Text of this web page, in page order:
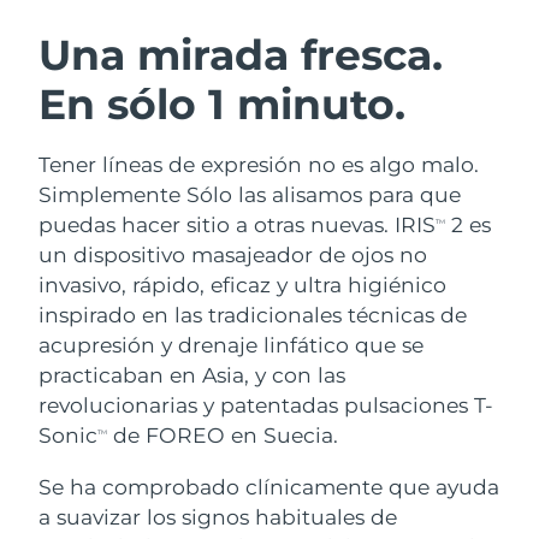
Una mirada fresca.
En sólo 1 minuto.
Tener líneas de expresión no es algo malo.
Simplemente Sólo las alisamos para que
puedas hacer sitio a otras nuevas. IRISTM
2 es
un dispositivo masajeador de ojos no
invasivo, rápido, eficaz y ultra higiénico
inspirado en las tradicionales técnicas de
acupresión y drenaje linfático que se
practicaban en Asia, y con las
revolucionarias y patentadas pulsaciones T-
SonicTM de FOREO en Suecia.
Se ha comprobado clínicamente que ayuda
a suavizar los signos habituales de
LUNA™ 4 pack
Anti-aging massage
LUNA™ 4 Plus
Massage, LED heating
LUNA™ 4 Men
BEAR™ 2 pack
Microcurrent toning
BEAR™ 2 go
Microcurrent toning on-the-go
BEAR™ 2 eyes & lips
Hidratación
UFO™ 3 pack
Deep facial hydration
UFO™ 3 LED
Near-infrared and red light therapy
device
Cuidado bucal
issa™ 4
Hybrid silicone sonic toothbrush
Smart hybrid silicone sonic toothbrush
TRATAMIENTO ANTIEDAD FAQ™
Antiedad Tratamientos LED
NEW
Austria Entrega prevista
Baréin Entrega prevista
Bélgica
Bermudas Entrega prevista8/16/26
Bosnia y Herzegovina Entrega prevista
Brunéi Entrega prevista8/15/26
Bulgaria Entrega prevista
Canadá Entrega prevista
Chile Entrega prevista8/14/26